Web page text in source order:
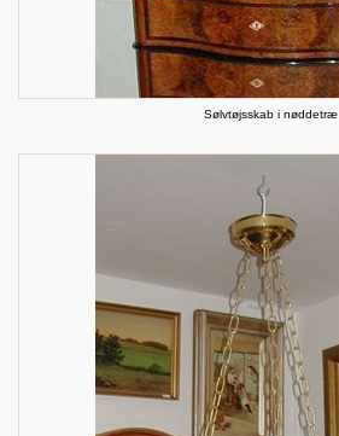
Sølvtøjsskab i nøddetræ